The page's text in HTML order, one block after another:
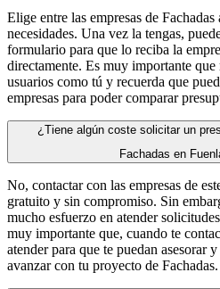
Elige entre las empresas de
necesidades. Una vez la tengas,
formulario para que lo reciba la
directamente. Es muy importante
usuarios como tú y recuerda que
empresas para poder comparar
¿Tiene algún coste solicitar un
Fachadas en
No, contactar con las empresas de
gratuito y sin compromiso. Sin
mucho esfuerzo en atender
muy importante que, cuando te
atender para que te puedan asesorar
avanzar con tu proyecto de Fachadas.